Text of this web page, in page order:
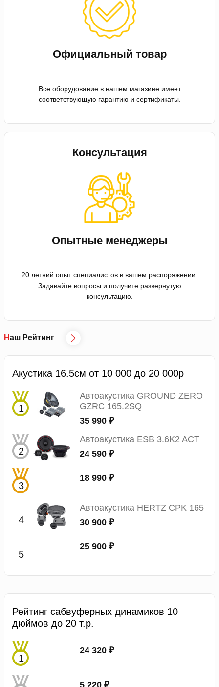
Официальный товар
Все оборудование в нашем магазине имеет
соответствующую гарантию и сертификаты.
Консультация
Опытные менеджеры
20 летний опыт специалистов в вашем распоряжении.
Задавайте вопросы и получите развернутую
консультацию.
Наш Рейтинг
Акустика 16.5см от 10 000 до 20 000р
Автоакустика GROUND ZERO
GZRC 165.2SQ
35 990 ₽
Автоакустика ESB 3.6K2 ACT
24 590 ₽
18 990 ₽
Автоакустика HERTZ CPK 165
30 900 ₽
25 900 ₽
Рейтинг сабвуферных динамиков 10
дюймов до 20 т.р.
24 320 ₽
5 220 ₽